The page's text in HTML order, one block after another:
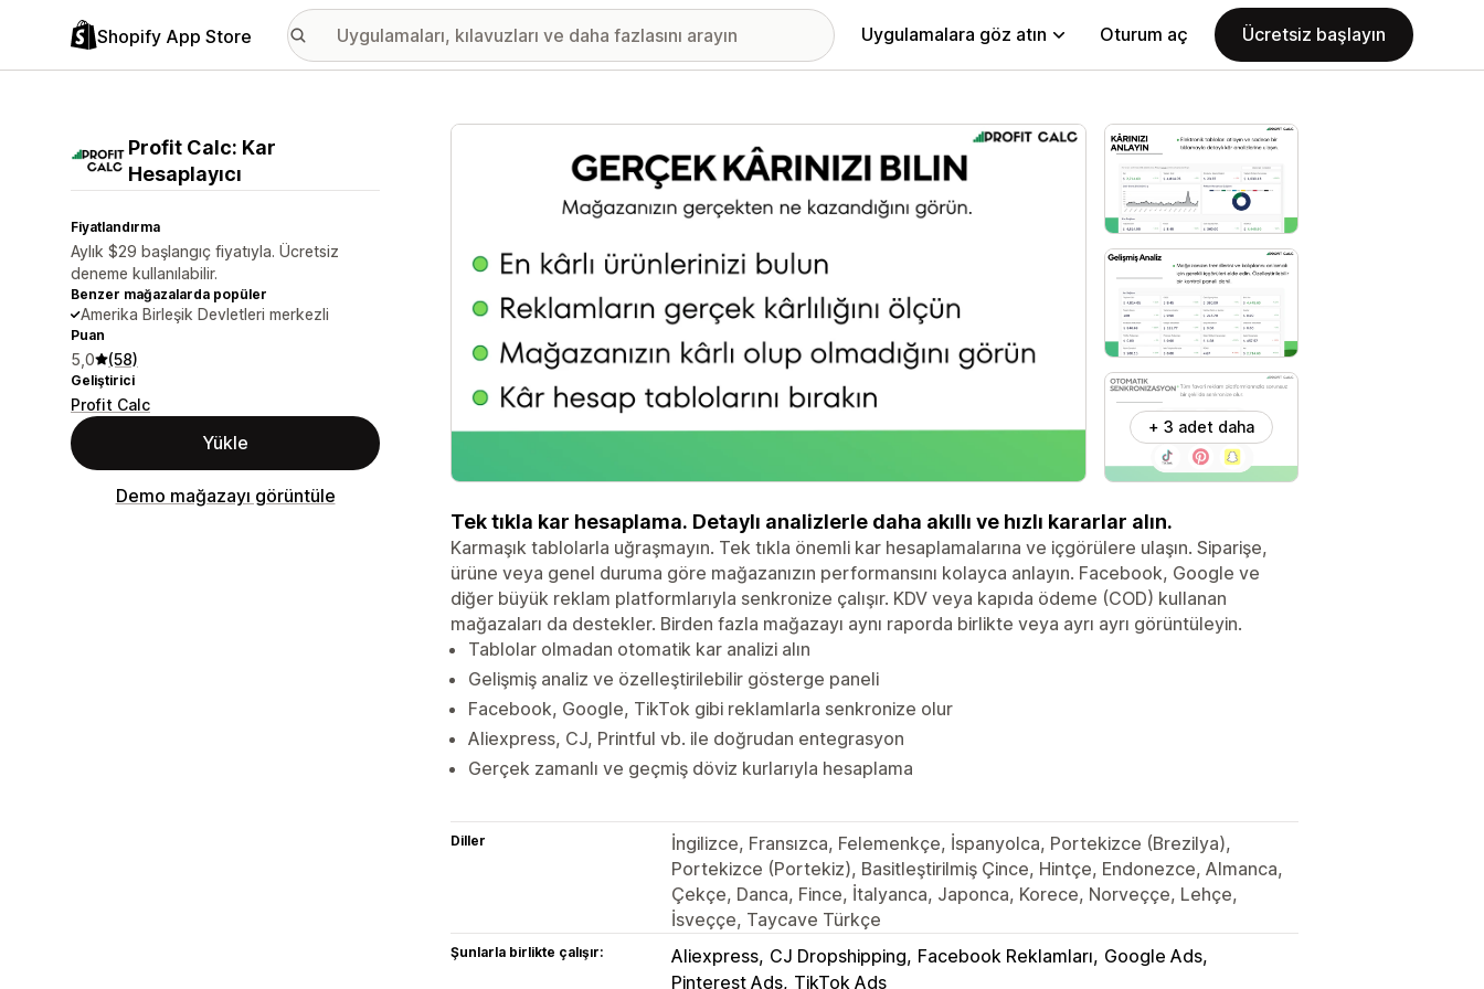
Shopify App Store Uygulamalara göz atın Oturum aç Ücretsiz başlayın
Profit Calc: Kar
Hesaplayıcı
Fiyatlandırma
Aylık $29 başlangıç fiyatıyla. Ücretsiz
deneme kullanılabilir.
Benzer mağazalarda popüler
Amerika Birleşik Devletleri merkezli
Puan
5,0 (58)
Geliştirici
Profit Calc
Yükle
Demo mağazayı görüntüle
Öne çıkan görsel galerisi
+ 3 adet daha
Tek tıkla kar hesaplama. Detaylı analizlerle daha akıllı ve hızlı kararlar alın.
Karmaşık tablolarla uğraşmayın. Tek tıkla önemli kar hesaplamalarına ve içgörülere ulaşın. Siparişe,
ürüne veya genel duruma göre mağazanızın performansını kolayca anlayın. Facebook, Google ve
diğer büyük reklam platformlarıyla senkronize çalışır. KDV veya kapıda ödeme (COD) kullanan
mağazaları da destekler. Birden fazla mağazayı aynı raporda birlikte veya ayrı ayrı görüntüleyin.
Tablolar olmadan otomatik kar analizi alın
Gelişmiş analiz ve özelleştirilebilir gösterge paneli
Facebook, Google, TikTok gibi reklamlarla senkronize olur
Aliexpress, CJ, Printful vb. ile doğrudan entegrasyon
Gerçek zamanlı ve geçmiş döviz kurlarıyla hesaplama
Diller
İngilizce, Fransızca, Felemenkçe, İspanyolca, Portekizce (Brezilya),
Portekizce (Portekiz), Basitleştirilmiş Çince, Hintçe, Endonezce, Almanca,
Çekçe, Danca, Fince, İtalyanca, Japonca, Korece, Norveççe, Lehçe,
İsveççe, Taycave Türkçe
Şunlarla birlikte çalışır: Aliexpress CJ Dropshipping Facebook Reklamları Google Ads
Pinterest Ads TikTok Ads